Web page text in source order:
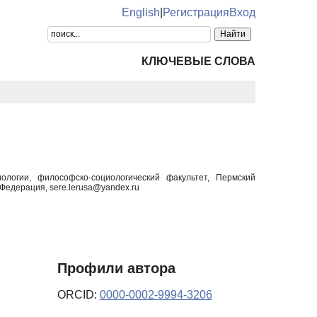
English РегистрацияВход
КЛЮЧЕВЫЕ СЛОВА
философско-социологический факультет, Пермский
sere.lerusa@yandex.ru
Профили автора
ORCID: 0000-0002-9994-3206